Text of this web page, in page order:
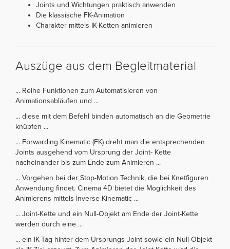
Joints und Wichtungen praktisch anwenden
Die klassische FK-Animation
Charakter mittels IK-Ketten animieren
Auszüge aus dem Begleitmaterial
... Reihe Funktionen zum Automatisieren von
Animationsabläufen und ...
... diese mit dem Befehl binden automatisch an die Geometrie
knüpfen ...
... Forwarding Kinematic (FK) dreht man die entsprechenden
Joints ausgehend vom Ursprung der Joint- Kette
nacheinander bis zum Ende zum Animieren ...
... Vorgehen bei der Stop-Motion Technik, die bei Knetfiguren
Anwendung findet. Cinema 4D bietet die Möglichkeit des
Animierens mittels Inverse Kinematic ...
... Joint-Kette und ein Null-Objekt am Ende der Joint-Kette
werden durch eine ...
... ein IK-Tag hinter dem Ursprungs-Joint sowie ein Null-Objekt